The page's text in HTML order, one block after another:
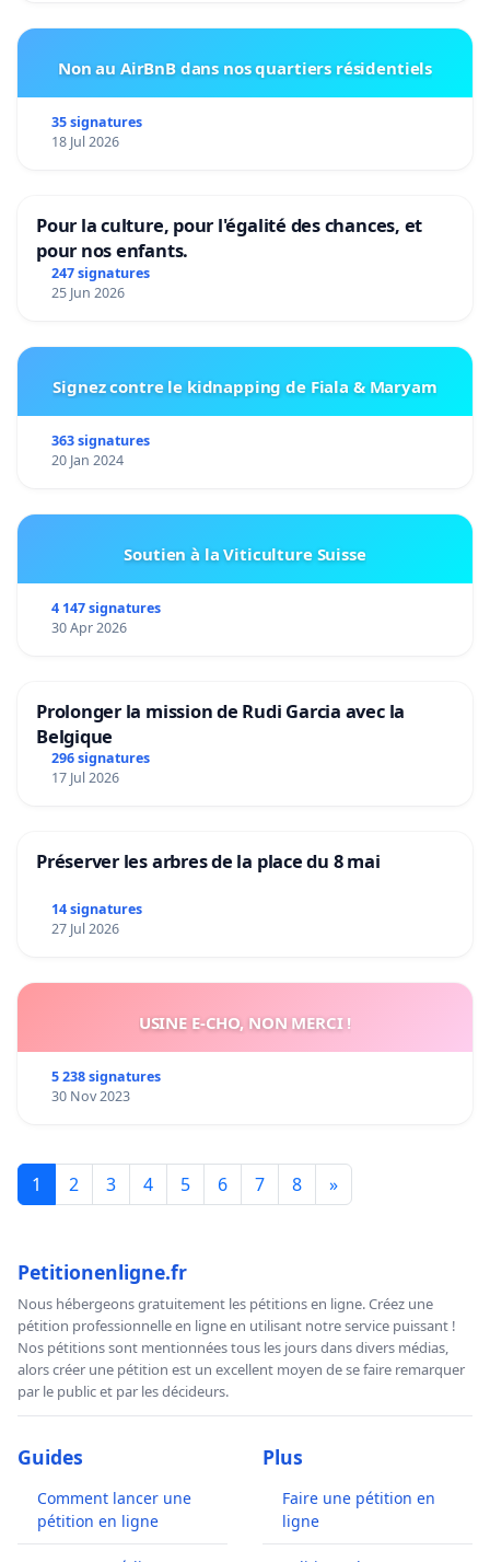
Non au AirBnB dans nos quartiers résidentiels
35 signatures
18 Jul 2026
Pour la culture, pour l'égalité des chances, et
pour nos enfants.
247 signatures
25 Jun 2026
Signez contre le kidnapping de Fiala & Maryam
363 signatures
20 Jan 2024
Soutien à la Viticulture Suisse
4 147 signatures
30 Apr 2026
Prolonger la mission de Rudi Garcia avec la
Belgique
296 signatures
17 Jul 2026
Préserver les arbres de la place du 8 mai
14 signatures
27 Jul 2026
USINE E-CHO, NON MERCI !
5 238 signatures
30 Nov 2023
1 2 3 4 5 6 7 8 »
Petitionenligne.fr
Nous hébergeons gratuitement les pétitions en ligne. Créez une
pétition professionnelle en ligne en utilisant notre service puissant !
Nos pétitions sont mentionnées tous les jours dans divers médias,
alors créer une pétition est un excellent moyen de se faire remarquer
par le public et par les décideurs.
Guides
Comment lancer une
pétition en ligne
Plus
Faire une pétition en
ligne